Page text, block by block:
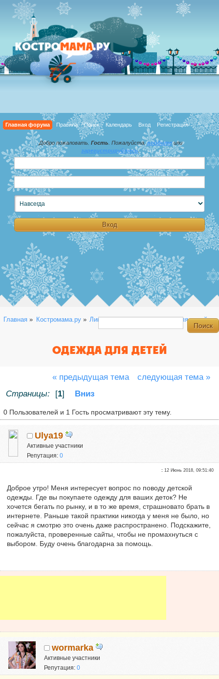
Главная форума Правила Поиск Календарь Вход Регистрация
Добро пожаловать, Гость . Пожалуйста,войдитеили
зарегистрируйтесь.
Главная » Костромама.ру» Линейка» Разное» одежда для детей
ОДЕЖДА ДЛЯ ДЕТЕЙ
« предыдущая тема
следующая тема »
Страницы:
[1] Вниз
0 Пользователей и 1 Гость просматривают эту тему.
Ulya19
Активные участники
Репутация: 0
:12 Июнь 2018, 09:51:40
Доброе утро! Меня интересует вопрос по поводу детской
одежды. Где вы покупаете одежду для ваших деток? Не
хочется бегать по рынку, и в то же время, страшновато брать в
интернете. Раньше такой практики никогда у меня не было, но
сейчас я смотрю это очень даже распространено. Подскажите,
пожалуйста, проверенные сайты, чтобы не промахнуться с
выбором. Буду очень благодарна за помощь.
wormarka
Активные участники
Репутация:0